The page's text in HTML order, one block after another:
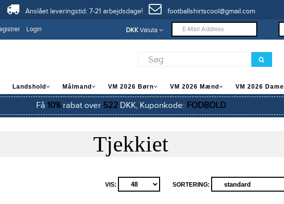
Anslået leveringstid: 7-21 arbejdsdage! footballshirtscool@gmail.com
Login DKKValuta
Landshold Målmand VM 2026 Børn VM 2026 Mænd VM 2026 Dame
Få 10%rabat over 522DKK, Kuponkode: FODBOLD
Tjekkiet
SORTERING:
VIS: